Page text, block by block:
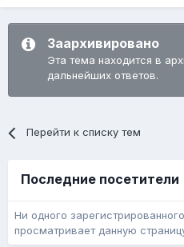
Заархивировано
Эта тема находится в
дальнейших ответов.
Перейти к списку тем
Последние посетители
Ни одного
просматривает данную